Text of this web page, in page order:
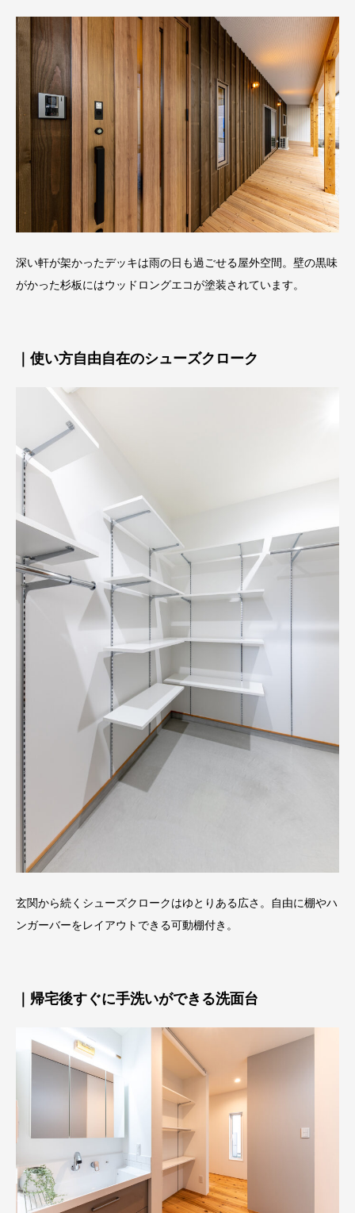
深い軒が架かったデッキは雨の日も過ごせる屋外空間。壁の黒味
がかった杉板にはウッドロングエコが塗装されています。
｜使い方自由自在のシューズクローク
玄関から続くシューズクロークはゆとりある広さ。自由に棚やハ
ンガーバーをレイアウトできる可動棚付き。
｜帰宅後すぐに手洗いができる洗面台